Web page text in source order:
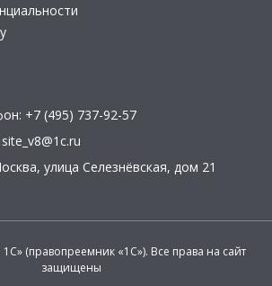
+7 (495) 737-92-57
site_v8@1c.ru
, улица Селезнёвская, дом 21
(правопреемник «1С»). Все права на сайт
защищены